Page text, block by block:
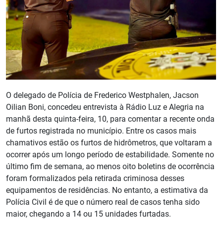
O delegado de Polícia de Frederico Westphalen, Jacson
Oilian Boni, concedeu entrevista à Rádio Luz e Alegria na
manhã desta quinta-feira, 10, para comentar a recente onda
de furtos registrada no município. Entre os casos mais
chamativos estão os furtos de hidrômetros, que voltaram a
ocorrer após um longo período de estabilidade. Somente no
último fim de semana, ao menos oito boletins de ocorrência
foram formalizados pela retirada criminosa desses
equipamentos de residências. No entanto, a estimativa da
Polícia Civil é de que o número real de casos tenha sido
maior, chegando a 14 ou 15 unidades furtadas.